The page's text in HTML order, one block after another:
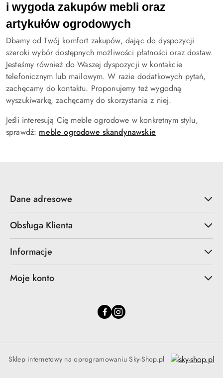
i wygoda zakupów mebli oraz
artykułów ogrodowych
Dbamy od Twój komfort zakupów, dając do dyspozycji
szeroki wybór dostępnych możliwości płatności oraz dostaw.
Jesteśmy również do Waszej dyspozycji w kontakcie
telefonicznym lub mailowym. W razie dodatkowych pytań,
zachęcamy do kontaktu. Proponujemy też wygodną
wyszukiwarkę, zachęcamy do skorzystania z niej.
Jeśli interesują Cię meble ogrodowe w konkretnym stylu,
sprawdź: meble ogrodowe skandynawskie
Dane adresowe
Obsługa Klienta
Informacje
Moje konto
Sklep internetowy na oprogramowaniu Sky-Shop.pl